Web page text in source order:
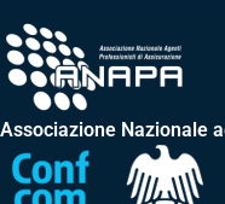
Associazione Nazionale